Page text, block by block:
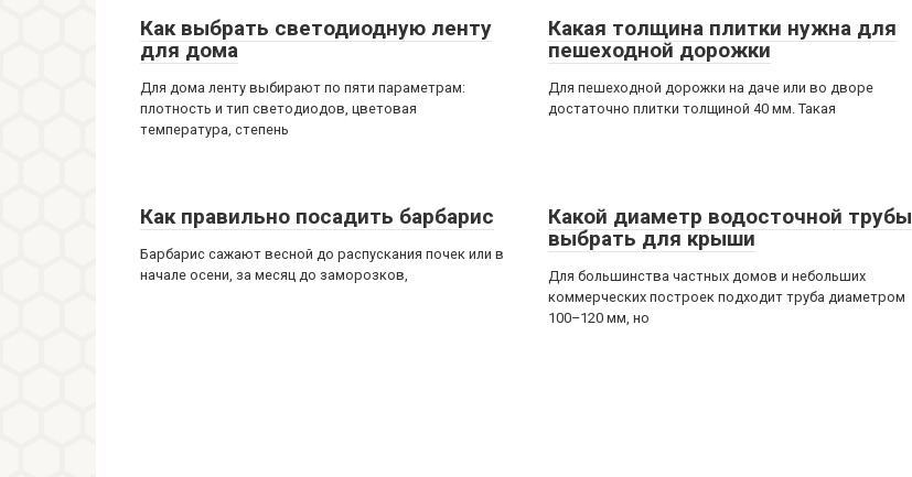
Как выбрать светодиодную ленту
для дома
Для дома ленту выбирают по пяти параметрам:
плотность и тип светодиодов, цветовая
температура, степень
Какая толщина плитки нужна для
пешеходной дорожки
Для пешеходной дорожки на даче или во дворе
достаточно плитки толщиной 40 мм. Такая
Как правильно посадить барбарис
Барбарис сажают весной до распускания почек или в
начале осени, за месяц до заморозков,
Какой диаметр водосточной трубы
выбрать для крыши
Для большинства частных домов и небольших
коммерческих построек подходит труба диаметром
100–120 мм, но